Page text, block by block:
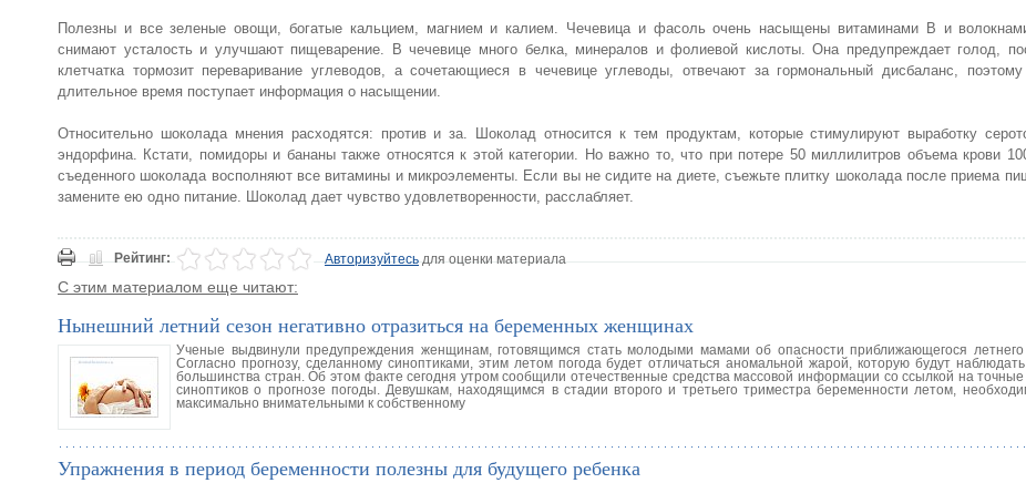
Полезны и все зеленые овощи, богатые кальцием, магнием и калием. Чечевица и фасоль очень насыщены витаминами В и
снимают усталость и улучшают пищеварение. В чечевице много белка, минералов и фолиевой кислоты. Она предупреждает голод,
клетчатка тормозит переваривание углеводов, а сочетающиеся в чечевице углеводы, отвечают за гормональный дисбаланс,
длительное время поступает информация о насыщении.
Относительно шоколада мнения расходятся: против и за. Шоколад относится к тем продуктам, которые стимулируют выработку
эндорфина. Кстати, помидоры и бананы также относятся к этой категории. Но важно то, что при потере 50 миллилитров объема крови
съеденного шоколада восполняют все витамины и микроэлементы. Если вы не сидите на диете, съежьте плитку шоколада после приема
замените ею одно питание. Шоколад дает чувство удовлетворенности, расслабляет.
Рейтинг: Авторизуйтесьдля оценки материала
С этим материалом еще читают:
Нынешний летний сезон негативно отразиться на беременных женщинах
Ученые выдвинули предупреждения женщинам, готовящимся стать молодыми мамами об опасности приближающегося летнего
Согласно прогнозу, сделанному синоптиками, этим летом погода будет отличаться аномальной жарой, которую будут
большинства стран. Об этом факте сегодня утром сообщили отечественные средства массовой информации со ссылкой на
синоптиков о прогнозе погоды. Девушкам, находящимся в стадии второго и третьего триместра беременности летом,
максимально внимательными к собственному
Упражнения в период беременности полезны для будущего ребенка